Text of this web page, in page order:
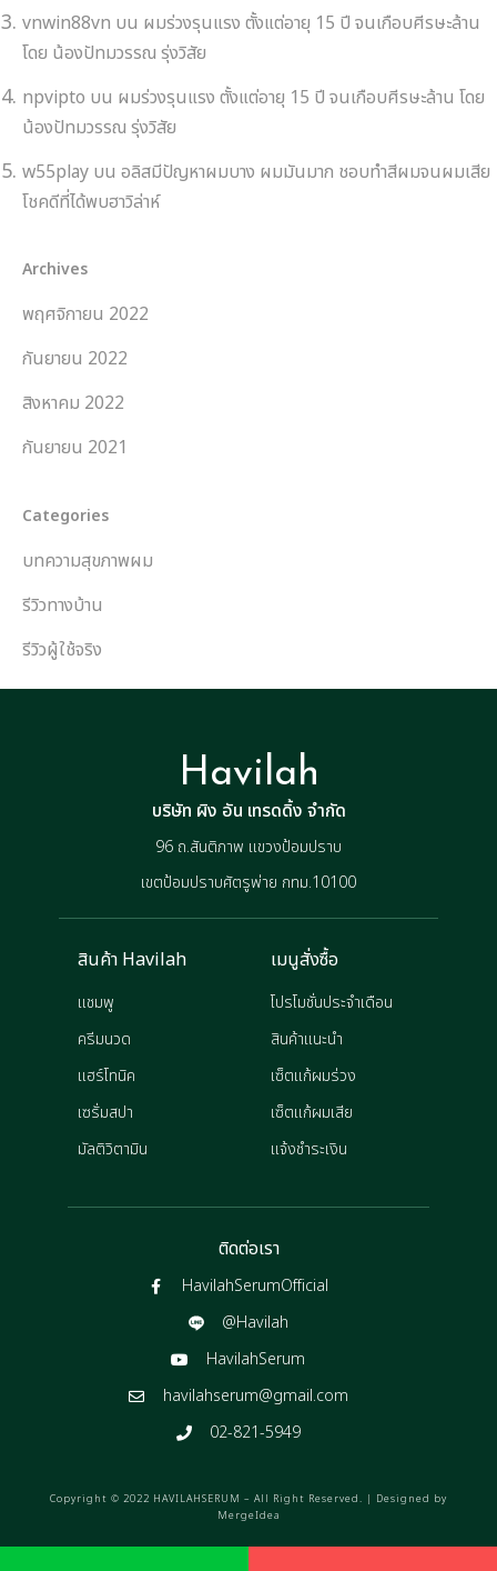
vnwin88vn บน ผมร่วงรุนแรง ตั้งแต่อายุ 15 ปี จนเกือบศีรษะล้าน
โดย น้องปัทมวรรณ รุ่งวิสัย
npvipto บน ผมร่วงรุนแรง ตั้งแต่อายุ 15 ปี จนเกือบศีรษะล้าน โดย
น้องปัทมวรรณ รุ่งวิสัย
w55play บน อลิสมีปัญหาผมบาง ผมมันมาก ชอบทำสีผมจนผมเสีย
โชคดีที่ได้พบฮาวิล่าห์
Archives
พฤศจิกายน 2022
กันยายน 2022
สิงหาคม 2022
กันยายน 2021
Categories
บทความสุขภาพผม
รีวิวทางบ้าน
รีวิวผู้ใช้จริง
Havilah
บริษัท ผิง อัน เทรดดิ้ง จำกัด
96 ถ.สันติภาพ แขวงป้อมปราบ
เขตป้อมปราบศัตรูพ่าย กทม.10100
สินค้า Havilah
แชมพู
ครีมนวด
แฮร์โทนิค
เซรั่มสปา
มัลติวิตามิน
เมนูสั่งซื้อ
โปรโมชั่นประจำเดือน
สินค้าแนะนำ
เซ็ตแก้ผมร่วง
เซ็ตแก้ผมเสีย
แจ้งชำระเงิน
ติดต่อเรา
HavilahSerumOfficial
@Havilah
HavilahSerum
havilahserum@gmail.com
02-821-5949
Copyright © 2022 HAVILAHSERUM – All Right Reserved. | Designed by
MergeIdea